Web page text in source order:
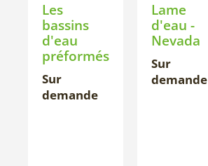
Les
bassins
d'eau
préformés
Sur
demande
Lame
d'eau -
Nevada
Sur
demande